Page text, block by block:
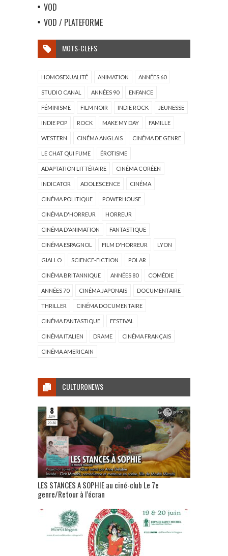
VOD
VOD / PLATEFORME
MOTS-CLEFS
HOMOSEXUALITÉ ANIMATION ANNÉES 60
STUDIO CANAL ANNÉES 90 ENFANCE
FÉMINISME FILM NOIR INDIE ROCK JEUNESSE
INDIE POP ROCK MAKE MY DAY FAMILLE
WESTERN CINÉMA ANGLAIS CINÉMA DE GENRE
LE CHAT QUI FUME ÉROTISME
ADAPTATION LITTÉRAIRE CINÉMA CORÉEN
INDICATOR ADOLESCENCE CINÉMA
CINÉMA POLITIQUE POWERHOUSE
CINÉMA D'HORREUR HORREUR
CINÉMA D'ANIMATION FANTASTIQUE
CINÉMA ESPAGNOL FILM D'HORREUR LYON
GIALLO SCIENCE-FICTION POLAR
CINÉMA BRITANNIQUE ANNÉES 80 COMÉDIE
ANNÉES 70 CINÉMA JAPONAIS DOCUMENTAIRE
THRILLER CINÉMA DOCUMENTAIRE
CINÉMA FANTASTIQUE FESTIVAL
CINÉMA ITALIEN DRAME CINÉMA FRANÇAIS
CINÉMA AMERICAIN
CULTURONEWS
LES STANCES A SOPHIE au ciné-club Le 7e
genre/Retour à l’écran